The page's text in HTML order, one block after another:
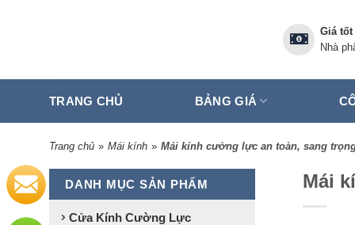
Giá tốt
Nhà
TRANG CHỦ BẢNG GIÁ
Trang chủ » Mái kính » Mái kính cường lực an toàn, sang
DANH MỤC SẢN PHẨM
Cửa Kính Cường Lực
Mái